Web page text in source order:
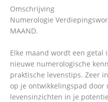
Omschrijving
Numerologie
MAAND.
Elke maand wordt een getal
nieuwe numerologische
praktische levenstips. Zeer
op je ontwikkelingspad door
levensinzichten in je